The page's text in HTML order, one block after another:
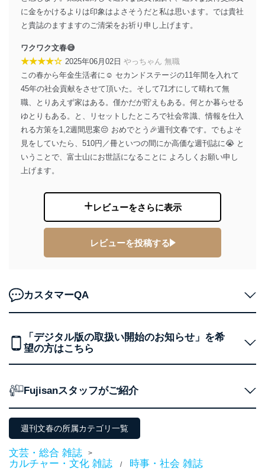
1
当社の定期購読サ
ービス等をご利用
ス、キャンペーン等の広告の案内
個人が特定できない形で取得した
応じた新商品・サービスに関する
広告のため
2
当社にお問合わせ
いただいた方の個
人情報
お問い合わせ対応、トラブル対
処、オペレーター教育など応対品
3
当社カスタマーQ＆
Aサービス利用者
カスタマーQ＆Aサイトの投稿内容
の確認のため
ｅメール等によるカスタマーQ＆A
サイトのサービス内容のご案内の
採用応募者の方の
個人情報
め
パートナー（提携
定期購読サービス
個人情報
購入商品配送のため
に関するご案内のため
7
SNS公式アカウン
トに登録された方
よびその分析のため
その他当社のプライバシーポリシ
ー等にて公表する利用目的達成の
ため
※上記の利用目的のうちNo.1～5については保有個人デ
ータ（開示対象個人情報）の利用目的であり、下記4.の
なお、6、7については、パートナー（提携企業）様又は
各SNS運営会社様にご請求いただきますようお願い致し
に金をかけるよりは印象はよさそうだと私は思います。では貴社
と貴誌のますますのご清栄をお祈り申し上げます。
ワクワク文春😅
★★★★☆ 2025年06月02日 やっちゃん 無職
この春から年金生活者に☺️ セカンドステージの11年間を入れて
45年の社会貢献をさせて頂いた。そして71才にして晴れて無
職、とりあえず家はある。僅かだが貯えもある。何とか暮らせる
ゆとりもある。と、リセットしたところで社会常識、情報を仕入
れる方策を1,2週間思案😔 おめでとう🎉週刊文春です。でもよそ
見をしていたら、510円／冊といつの間にか高価な週刊誌に😭 と
いうことで、富士山にお世話になることに よろしくお願い申し
上げます。
レビューをさらに表示
レビューを投稿する
カスタマーQA
「デジタル版の取扱い開始のお知らせ」を希
望の方はこちら
Fujisanスタッフがご紹介
週刊文春の所属カテゴリ一覧
文芸・総合 雑誌 >
カルチャー・文化 雑誌 / 時事・社会 雑誌